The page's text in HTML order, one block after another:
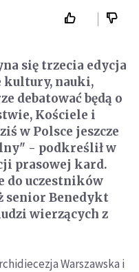
się trzecia edycja
kultury, nauki,
debatować będą o
Kościele i
w Polsce jeszcze
- podkreślił w
prasowej kard.
do uczestników
senior Benedykt
wierzących z
Warszawska i